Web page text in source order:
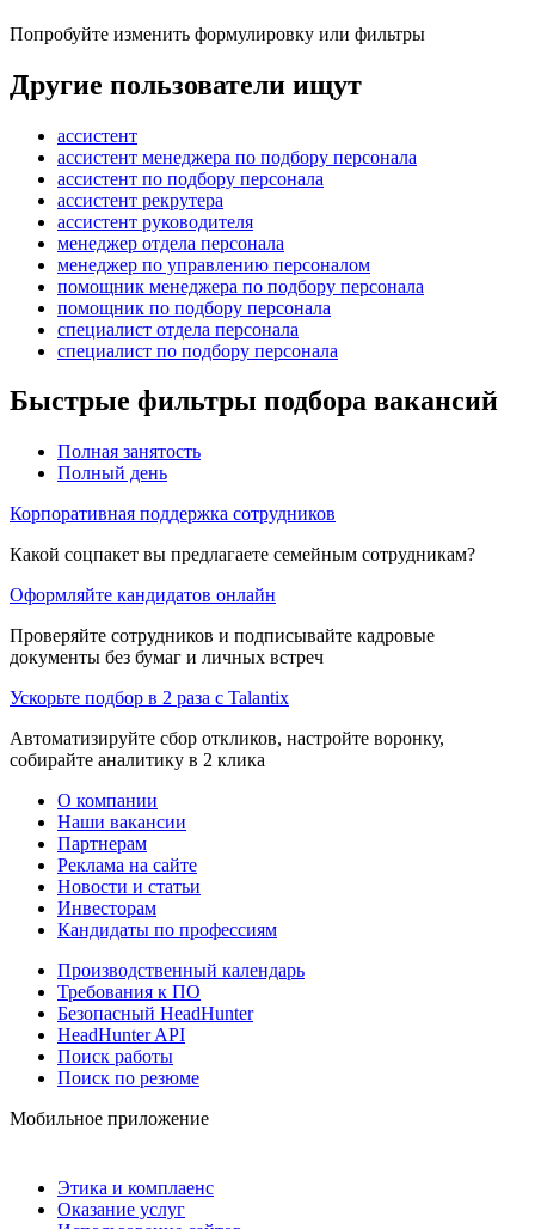
Попробуйте изменить формулировку или фильтры
Другие пользователи ищут
ассистент
ассистент менеджера по подбору персонала
ассистент по подбору персонала
ассистент рекрутера
ассистент руководителя
менеджер отдела персонала
менеджер по управлению персоналом
помощник менеджера по подбору персонала
помощник по подбору персонала
специалист отдела персонала
специалист по подбору персонала
Быстрые фильтры подбора вакансий
Полная занятость
Полный день
Корпоративная поддержка сотрудников
Какой соцпакет вы предлагаете семейным сотрудникам?
Оформляйте кандидатов онлайн
Проверяйте сотрудников и подписывайте кадровые
документы без бумаг и личных встреч
Ускорьте подбор в 2 раза с Talantix
Автоматизируйте сбор откликов, настройте воронку,
собирайте аналитику в 2 клика
О компании
Наши вакансии
Партнерам
Реклама на сайте
Новости и статьи
Инвесторам
Кандидаты по профессиям
Производственный календарь
Требования к ПО
Безопасный HeadHunter
HeadHunter API
Поиск работы
Поиск по резюме
Мобильное приложение
Этика и комплаенс
Оказание услуг